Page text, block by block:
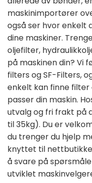
maskinimportører
også ser hvor enkelt
dine maskiner.
oljefilter,
på maskinen din? Vi
filters og SF-Filters,
enkelt kan finne
passer din maskin.
utvalg og fri frakt på
til 35kg). Du er
du trenger du hjelp
knyttet til
å svare på
utviklet